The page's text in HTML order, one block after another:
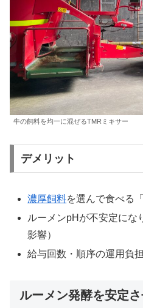
牛の飼料を均一に混ぜるTMRミキサー
デメリット
濃厚飼料を選んで食べる
ルーメンpHが不安定にな
影響）
給与回数・順序の運用負
ルーメン発酵を安定